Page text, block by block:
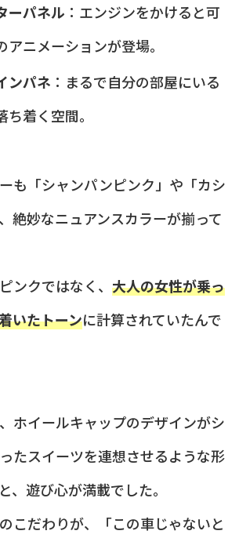
ーパネル ：エンジンをかけると可
アニメーションが登場。
ンパネ ：まるで自分の部屋にいる
着く空間。
も「シャンパンピンク」や「カシ
絶妙なニュアンスカラーが揃って
ンクではなく、 大人の女性が乗っ
いたトーンに計算されていたんで
ホイールキャップのデザインがシ
たスイーツを連想させるような形
、遊び心が満載でした。
こだわりが、「この車じゃないと